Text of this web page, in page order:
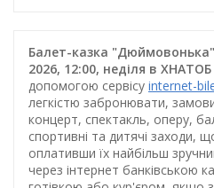
Балет-казка
2026, 12:00, неділя в ХНАТОБ
допомогою сервісу internet-
легкістю забронювати,
концерт, спектакль, оперу,
спортивні та дитячі заходи,
оплативши їх найбільш
через інтернет банківською